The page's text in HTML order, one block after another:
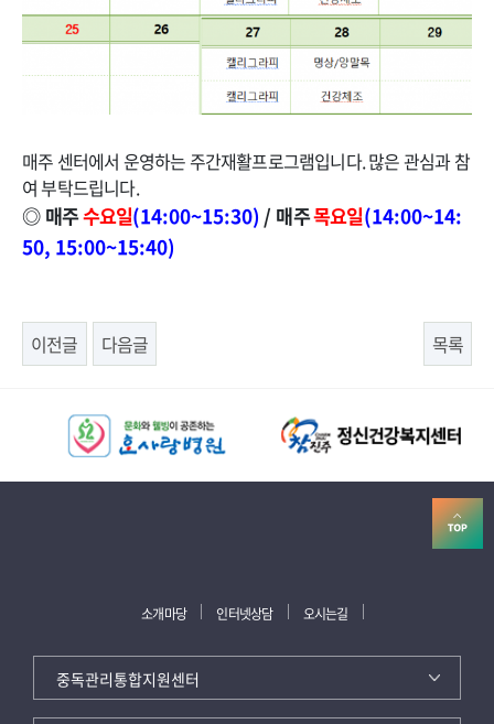
매주 센터에서 운영하는 주간재활프로그램입니다. 많은 관심과 참
여 부탁드립니다.
◎매주수요일(14:00~15:30) / 매주목요일(14:00~14:
50, 15:00~15:40)
이전글 다음글 목록
소개마당 인터넷상담 오시는길